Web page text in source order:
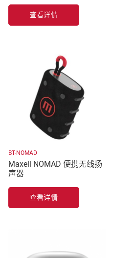
查看详情
BT-NOMAD
Maxell NOMAD 便携无线扬
声器
查看详情